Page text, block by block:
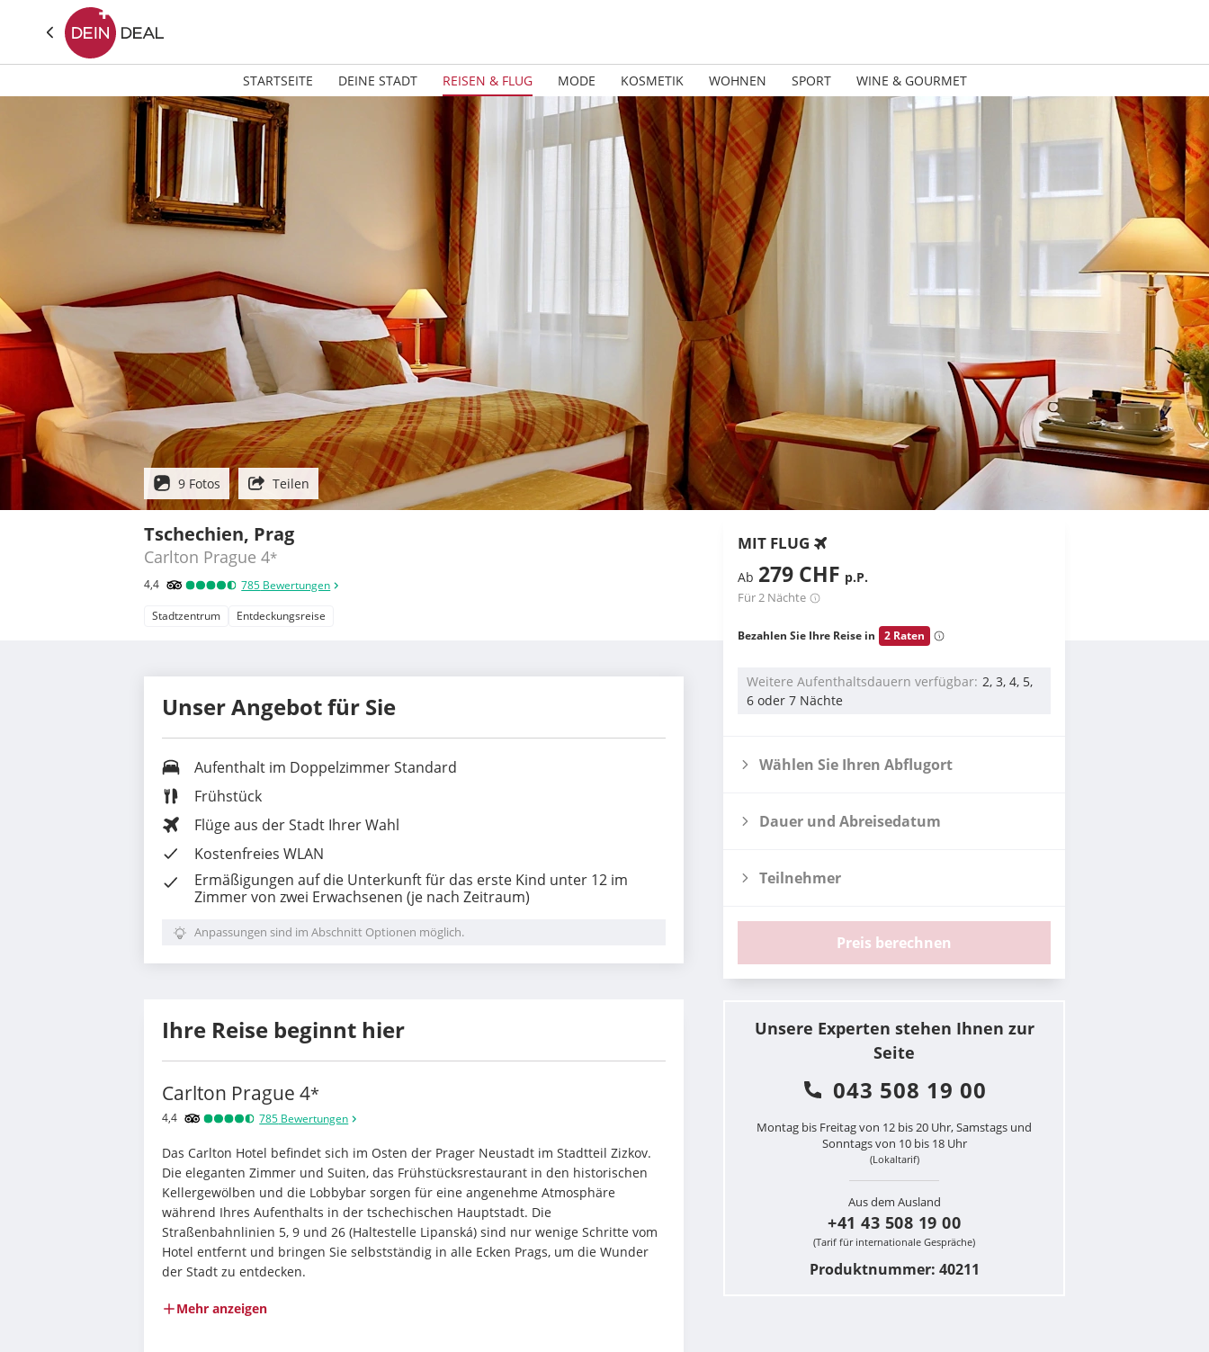
STARTSEITE DEINE STADT REISEN & FLUG MODE KOSMETIK WOHNEN SPORT WINE & GOURMET
9 Fotos Teilen
Tschechien, Prag
Carlton Prague 4*
4,4 785 Bewertungen
Stadtzentrum Entdeckungsreise
MIT FLUG
Ab 279 CHF p.P.
Für 2 Nächte
Bezahlen Sie Ihre Reise in 2 Raten
Weitere Aufenthaltsdauern verfügbar 2, 3, 4, 5,
6 oder 7 Nächte
Wählen Sie Ihren Abflugort
Dauer und Abreisedatum
Teilnehmer
Preis berechnen
Unsere Experten stehen Ihnen zur
Seite
043 508 19 00
Montag bis Freitag von 12 bis 20 Uhr, Samstags und
Sonntags von 10 bis 18 Uhr
(Lokaltarif)
Aus dem Ausland
+41 43 508 19 00
(Tarif für internationale Gespräche)
Produktnummer: 40211
Unser Angebot für Sie
Aufenthalt im Doppelzimmer Standard
Frühstück
Flüge aus der Stadt Ihrer Wahl
Kostenfreies WLAN
Ermäßigungen auf die Unterkunft für das erste Kind unter 12 im
Zimmer von zwei Erwachsenen (je nach Zeitraum)
Anpassungen sind im Abschnitt Optionen möglich.
Ihre Reise beginnt hier
Carlton Prague 4*
4,4 785 Bewertungen
Das Carlton Hotel befindet sich im Osten der Prager Neustadt im Stadtteil Zizkov.
Die eleganten Zimmer und Suiten, das Frühstücksrestaurant in den historischen
Kellergewölben und die Lobbybar sorgen für eine angenehme Atmosphäre
während Ihres Aufenthalts in der tschechischen Hauptstadt. Die
Straßenbahnlinien 5, 9 und 26 (Haltestelle Lipanská) sind nur wenige Schritte vom
Hotel entfernt und bringen Sie selbstständig in alle Ecken Prags, um die Wunder
der Stadt zu entdecken.
Mehr anzeigen